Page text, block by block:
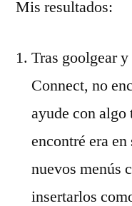
Mis resultados:
Tras goolgear
Connect, no
ayude con algo
encontré era
nuevos menús
insertarlos